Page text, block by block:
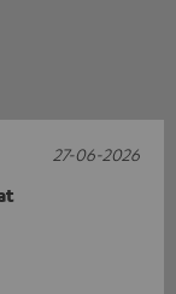
27-06-2026